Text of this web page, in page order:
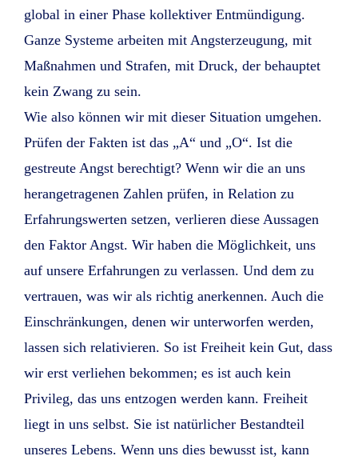
global in einer Phase kollektiver Entmündigung.
Ganze Systeme arbeiten mit Angsterzeugung, mit
Maßnahmen und Strafen, mit Druck, der behauptet
kein Zwang zu sein.
Wie also können wir mit dieser Situation umgehen.
Prüfen der Fakten ist das „A“ und „O“. Ist die
gestreute Angst berechtigt? Wenn wir die an uns
herangetragenen Zahlen prüfen, in Relation zu
Erfahrungswerten setzen, verlieren diese Aussagen
den Faktor Angst. Wir haben die Möglichkeit, uns
auf unsere Erfahrungen zu verlassen. Und dem zu
vertrauen, was wir als richtig anerkennen. Auch die
Einschränkungen, denen wir unterworfen werden,
lassen sich relativieren. So ist Freiheit kein Gut, dass
wir erst verliehen bekommen; es ist auch kein
Privileg, das uns entzogen werden kann. Freiheit
liegt in uns selbst. Sie ist natürlicher Bestandteil
unseres Lebens. Wenn uns dies bewusst ist, kann